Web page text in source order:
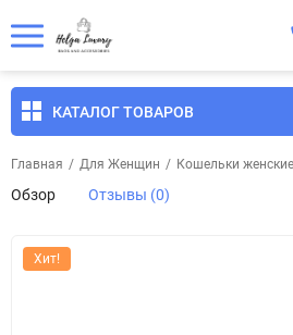
КАТАЛОГ ТОВАРОВ
Главная / Для Женщин / Кошельки женские
Обзор Отзывы (0)
Хит!